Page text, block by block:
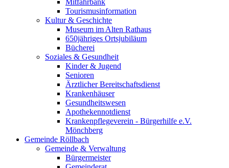
Mitfahrbank
Tourismusinformation
Kultur & Geschichte
Museum im Alten Rathaus
650jähriges Ortsjubiläum
Bücherei
Soziales & Gesundheit
Kinder & Jugend
Senioren
Ärztlicher Bereitschaftsdienst
Krankenhäuser
Gesundheitswesen
Apothekennotdienst
Krankenpflegeverein - Bürgerhilfe e.V.
Mönchberg
Gemeinde Röllbach
Gemeinde & Verwaltung
Bürgermeister